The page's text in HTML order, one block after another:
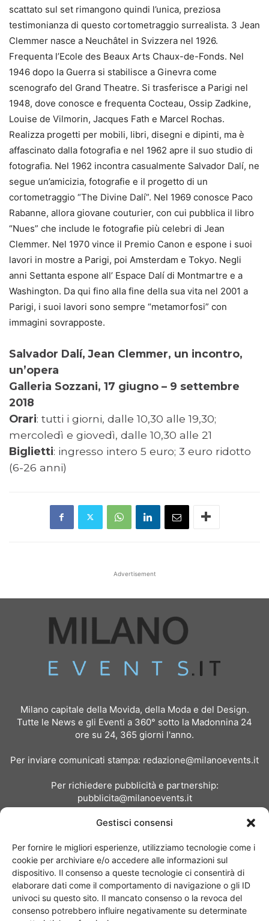
Gestisci consensi
Per fornire le migliori esperienze, utilizziamo tecnologie come i
cookie per archiviare e/o accedere alle informazioni sul
dispositivo. Il consenso a queste tecnologie ci consentirà di
elaborare dati come il comportamento di navigazione o gli ID
univoci su questo sito. Il mancato consenso o la revoca del
consenso potrebbero influire negativamente su determinate
scattato sul set rimangono quindi l’unica, preziosa
testimonianza di questo cortometraggio surrealista. 3 Jean
Clemmer nasce a Neuchâtel in Svizzera nel 1926.
Frequenta l’Ecole des Beaux Arts Chaux-de-Fonds. Nel
1946 dopo la Guerra si stabilisce a Ginevra come
scenografo del Grand Theatre. Si trasferisce a Parigi nel
1948, dove conosce e frequenta Cocteau, Ossip Zadkine,
Louise de Vilmorin, Jacques Fath e Marcel Rochas.
Realizza progetti per mobili, libri, disegni e dipinti, ma è
affascinato dalla fotografia e nel 1962 apre il suo studio di
fotografia. Nel 1962 incontra casualmente Salvador Dalí, ne
segue un’amicizia, fotografie e il progetto di un
cortometraggio “The Divine Dalí”. Nel 1969 conosce Paco
Rabanne, allora giovane couturier, con cui pubblica il libro
“Nues” che include le fotografie più celebri di Jean
Clemmer. Nel 1970 vince il Premio Canon e espone i suoi
lavori in mostre a Parigi, poi Amsterdam e Tokyo. Negli
anni Settanta espone all’ Espace Dalí di Montmartre e a
Washington. Da qui fino alla fine della sua vita nel 2001 a
Parigi, i suoi lavori sono sempre “metamorfosi” con
immagini sovrapposte.
Salvador Dalí, Jean Clemmer, un incontro,
un’opera
Galleria Sozzani, 17 giugno – 9 settembre
2018
Orari: tutti i giorni, dalle 10,30 alle 19,30;
mercoledì e giovedì, dalle 10,30 alle 21
Biglietti: ingresso intero 5 euro; 3 euro ridotto
(6-26 anni)
Advertisement
Milano capitale della Movida, della Moda e del Design.
Tutte le News e gli Eventi a 360° sotto la Madonnina 24
ore su 24, 365 giorni l'anno.
Per inviare comunicati stampa: redazione@milanoevents.it
Per richiedere pubblicità e partnership:
pubblicita@milanoevents.it